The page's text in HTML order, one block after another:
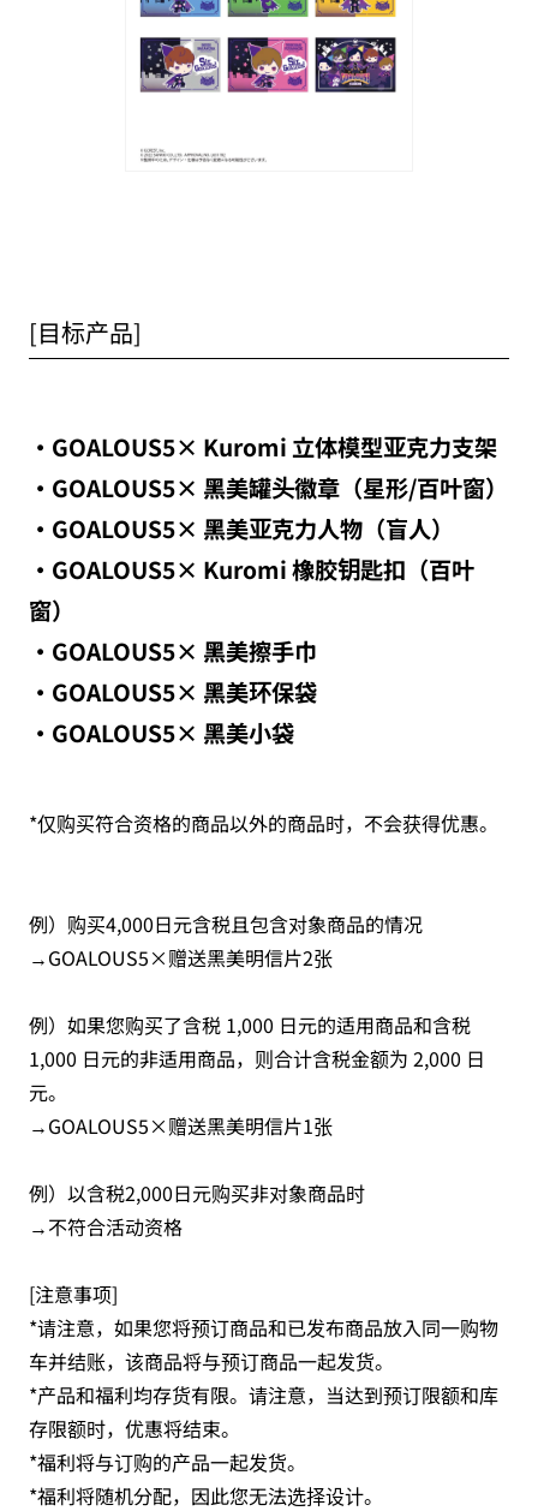
[目标产品]
・GOALOUS5× Kuromi 立体模型亚克力支架
・GOALOUS5× 黑美罐头徽章（星形/百叶窗）
・GOALOUS5× 黑美亚克力人物（盲人）
・GOALOUS5× Kuromi 橡胶钥匙扣（百叶
窗）
・GOALOUS5× 黑美擦手巾
・GOALOUS5× 黑美环保袋
・GOALOUS5× 黑美小袋
*仅购买符合资格的商品以外的商品时，不会获得优惠。
例）购买4,000日元含税且包含对象商品的情况
→GOALOUS5×赠送黑美明信片2张
例）如果您购买了含税 1,000 日元的适用商品和含税
1,000 日元的非适用商品，则合计含税金额为 2,000 日
元。
→GOALOUS5×赠送黑美明信片1张
例）以含税2,000日元购买非对象商品时
→不符合活动资格
[注意事项]
*请注意，如果您将预订商品和已发布商品放入同一购物
车并结账，该商品将与预订商品一起发货。
*产品和福利均存货有限。请注意，当达到预订限额和库
存限额时，优惠将结束。
*福利将与订购的产品一起发货。
*福利将随机分配，因此您无法选择设计。